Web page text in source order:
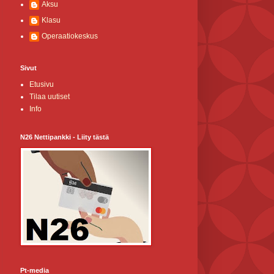
Aksu
Klasu
Operaatiokeskus
Sivut
Etusivu
Tilaa uutiset
Info
N26 Nettipankki - Liity tästä
Pt-media